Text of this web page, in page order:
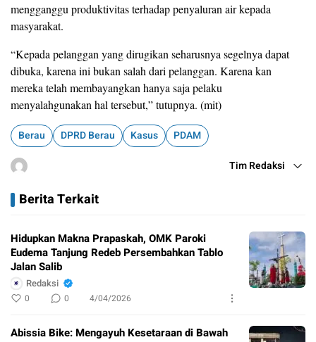
mengganggu produktivitas terhadap penyaluran air kepada
masyarakat.
“Kepada pelanggan yang dirugikan seharusnya segelnya dapat
dibuka, karena ini bukan salah dari pelanggan. Karena kan
mereka telah membayangkan hanya saja pelaku
menyalahgunakan hal tersebut,” tutupnya. (mit)
Berau DPRD Berau Kasus PDAM
Tim Redaksi
Berita Terkait
Hidupkan Makna Prapaskah, OMK Paroki
Eudema Tanjung Redeb Persembahkan Tablo
Jalan Salib
Redaksi
0 0 4/04/2026
Abissia Bike: Mengayuh Kesetaraan di Bawah